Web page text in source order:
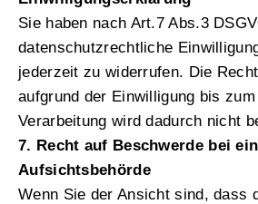
Sie haben nach Art.7 Abs.3
datenschutzrechtliche
jederzeit zu widerrufen. Die
aufgrund der Einwilligung bis
Verarbeitung wird dadurch nicht
7. Recht auf Beschwerde bei
Aufsichtsbehörde
Wenn Sie der Ansicht sind, dass